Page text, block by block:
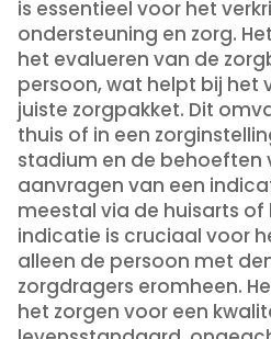
is essentieel voor het
ondersteuning en zorg.
het evalueren van de
persoon, wat helpt bij het
juiste zorgpakket. Dit
thuis of in een
stadium en de behoeften
aanvragen van een
meestal via de huisarts of
indicatie is cruciaal voor
alleen de persoon met
zorgdragers eromheen.
het zorgen voor een